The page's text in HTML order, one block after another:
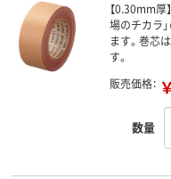
【0.30mm
場のチカラ
ます。巻芯
す。
販売価格：
数量